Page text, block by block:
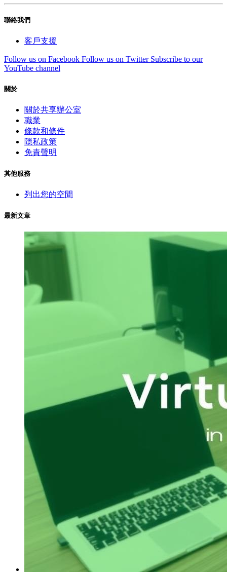
聯絡我們
客戶支援
Follow us on Facebook Follow us on Twitter Subscribe to our
YouTube channel
關於
關於共享辦公室
職業
條款和條件
隱私政策
免責聲明
其他服務
列出您的空間
最新文章